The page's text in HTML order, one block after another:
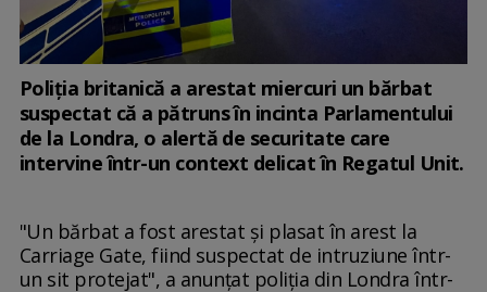
Poliţia britanică a arestat miercuri un bărbat
suspectat că a pătruns în incinta Parlamentului
de la Londra, o alertă de securitate care
intervine într-un context delicat în Regatul Unit.
"Un bărbat a fost arestat şi plasat în arest la
Carriage Gate, fiind suspectat de intruziune într-
un sit protejat", a anunţat poliţia din Londra într-